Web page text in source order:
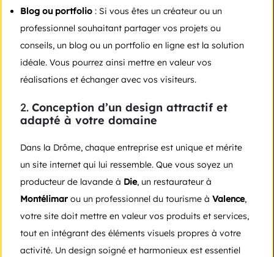
Blog ou portfolio : Si vous êtes un créateur ou un
professionnel souhaitant partager vos projets ou
conseils, un blog ou un portfolio en ligne est la solution
idéale. Vous pourrez ainsi mettre en valeur vos
réalisations et échanger avec vos visiteurs.
2. Conception d’un design attractif et
adapté à votre domaine
Dans la Drôme, chaque entreprise est unique et mérite
un site internet qui lui ressemble. Que vous soyez un
producteur de lavande à Die, un restaurateur à
Montélimar ou un professionnel du tourisme à Valence,
votre site doit mettre en valeur vos produits et services,
tout en intégrant des éléments visuels propres à votre
activité. Un design soigné et harmonieux est essentiel